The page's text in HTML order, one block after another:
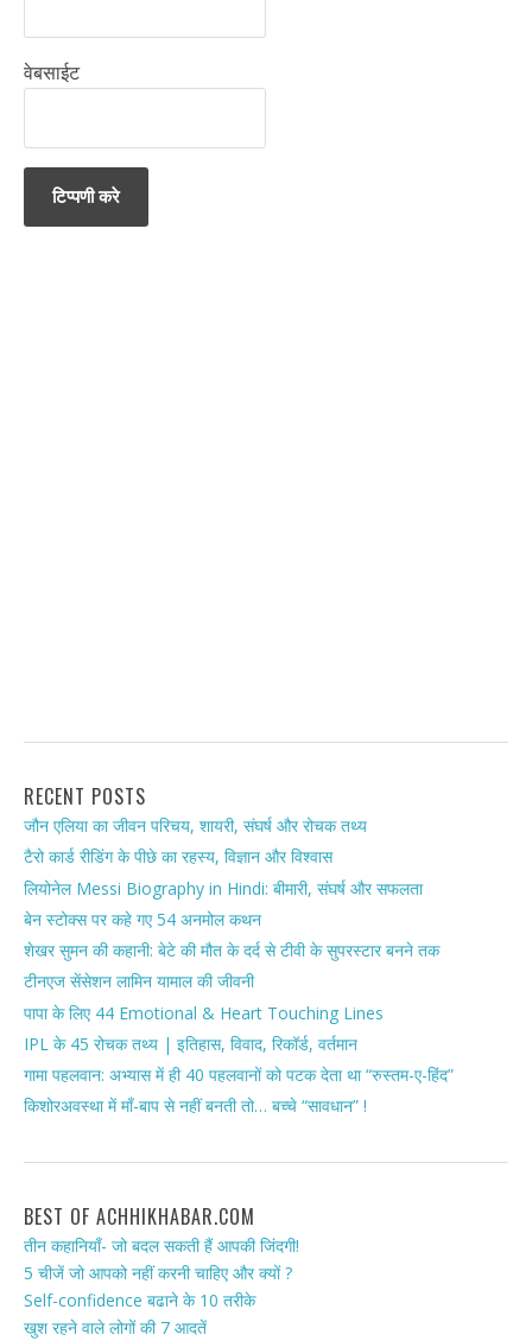
वेबसाईट
RECENT POSTS
जौन एलिया का जीवन परिचय, शायरी, संघर्ष और रोचक तथ्य
टैरो कार्ड रीडिंग के पीछे का रहस्य, विज्ञान और विश्वास
लियोनेल Messi Biography in Hindi: बीमारी, संघर्ष और सफलता
बेन स्टोक्स पर कहे गए 54 अनमोल कथन
शेखर सुमन की कहानी: बेटे की मौत के दर्द से टीवी के सुपरस्टार बनने तक
टीनएज सेंसेशन लामिन यामाल की जीवनी
पापा के लिए 44 Emotional & Heart Touching Lines
IPL के 45 रोचक तथ्य | इतिहास, विवाद, रिकॉर्ड, वर्तमान
गामा पहलवान: अभ्यास में ही 40 पहलवानों को पटक देता था “रुस्तम-ए-हिंद”
किशोरअवस्था में माँ-बाप से नहीं बनती तो… बच्चे “सावधान” !
BEST OF ACHHIKHABAR.COM
तीन कहानियाँ- जो बदल सकती हैं आपकी जिंदगी!
5 चीजें जो आपको नहीं करनी चाहिए और क्यों ?
Self-confidence बढाने के 10 तरीके
खुश रहने वाले लोगों की 7 आदतें